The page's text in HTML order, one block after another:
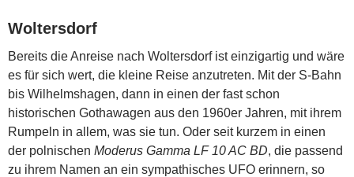
Woltersdorf
Bereits die Anreise nach Woltersdorf ist einzigartig und wäre
es für sich wert, die kleine Reise anzutreten. Mit der S-Bahn
bis Wilhelmshagen, dann in einen der fast schon
historischen Gothawagen aus den 1960er Jahren, mit ihrem
Rumpeln in allem, was sie tun. Oder seit kurzem in einen
der polnischen Moderus Gamma LF 10 AC BD, die passend
zu ihrem Namen an ein sympathisches UFO erinnern, so